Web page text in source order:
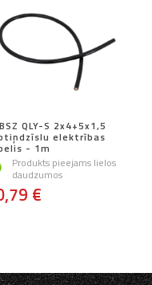
QLY-S 2x4+5x1,5
elektrības
- 1m
Produkts pieejams lielos
daudzumos
€